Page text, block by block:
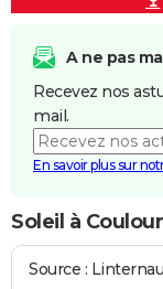
A ne pas
Recevez nos
mail.
En savoir plus sur
Soleil à
Source :